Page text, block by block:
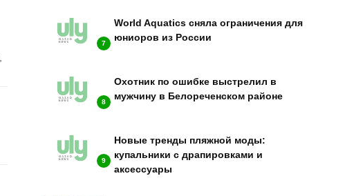
7
World Aquatics сняла ограничения для
юниоров из России
8
Охотник по ошибке выстрелил в
мужчину в Белореченском районе
9
Новые тренды пляжной моды:
купальники с драпировками и
аксессуары